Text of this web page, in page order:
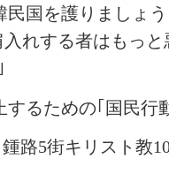
民国を護りましょ
れする者はもっ
るための｢国民行
路5街キリスト教